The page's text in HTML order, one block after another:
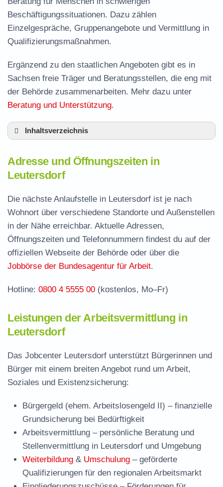
Beschäftigungssituationen. Dazu zählen
Einzelgespräche, Gruppenangebote und Vermittlung in
Qualifizierungsmaßnahmen.
Ergänzend zu den staatlichen Angeboten gibt es in
Sachsen freie Träger und Beratungsstellen, die eng mit
der Behörde zusammenarbeiten. Mehr dazu unter
Beratung und Unterstützung.
Inhaltsverzeichnis
Leistungen der Arbeitsvermittlung in
Leutersdorf
Termin vereinbaren und Bürgergeld beantragen
Jobcenter Görlitz – zuständige Stelle
Häufige Fragen rund ums Jobcenter
Adresse und Öffnungszeiten in
Leutersdorf
Die nächste Anlaufstelle in Leutersdorf ist je nach
Wohnort über verschiedene Standorte und Außenstellen
in der Nähe erreichbar. Aktuelle Adressen,
Öffnungszeiten und Telefonnummern findest du auf der
offiziellen Webseite der Behörde oder über die
Jobbörse der Bundesagentur für Arbeit.
Hotline: 0800 4 5555 00 (kostenlos, Mo–Fr)
Leistungen der Arbeitsvermittlung in
Leutersdorf
Das Jobcenter Leutersdorf unterstützt Bürgerinnen und
Bürger mit einem breiten Angebot rund um Arbeit,
Soziales und Existenzsicherung:
Bürgergeld (ehem. Arbeitslosengeld II) – finanzielle
Grundsicherung bei Bedürftigkeit
Arbeitsvermittlung – persönliche Beratung und
Stellenvermittlung in Leutersdorf und Umgebung
Weiterbildung & Umschulung – geförderte
Qualifizierungen für den regionalen Arbeitsmarkt